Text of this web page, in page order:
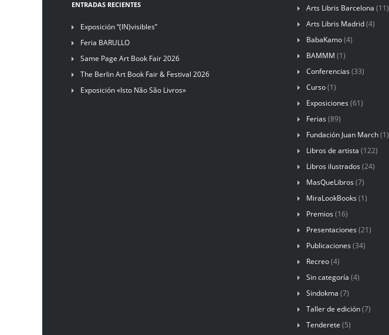
ENTRADAS RECIENTES
Exposición “(IN)visibles”
Feria BARULLO
Same Page Art Book Fair 2026
The Berlin Art Book Fair & Festival 2026
Exposición «Isto Não São Livros»
Arts Libris Barcelona (11)
Arts Libris Madrid(4)
BabaKamo(4)
BAMMM (1)
Conferencias (33)
Curso(1)
Exposiciones (61)
Ferias (89)
Fundación Juan March(1)
Libros de artista (122)
Libros ilustrados (24)
MasQueLibros (7)
MiraLookBooks (1)
Premios (16)
Presentaciones (21)
Publicaciones (34)
Recreo(4)
Sin categoría (4)
Sindokma (7)
Taller de edición(7)
Tenderete (5)